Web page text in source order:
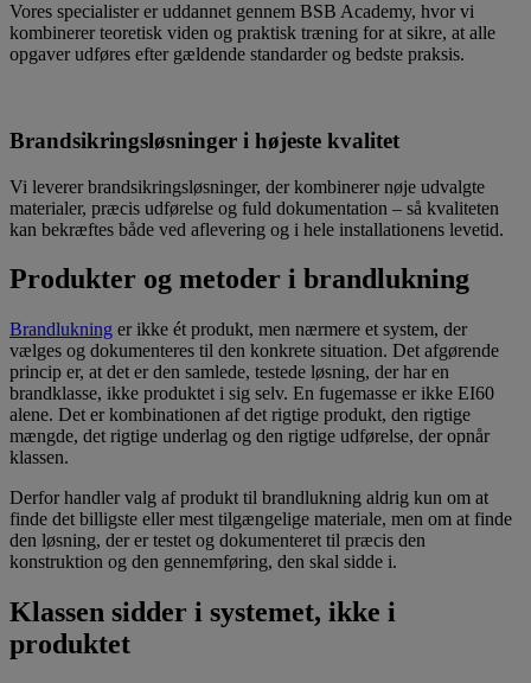
Vores specialister er uddannet gennem BSB Academy, hvor vi
kombinerer teoretisk viden og praktisk træning for at sikre, at alle
opgaver udføres efter gældende standarder og bedste praksis.
Brandsikringsløsninger i højeste kvalitet
Vi leverer brandsikringsløsninger, der kombinerer nøje udvalgte
materialer, præcis udførelse og fuld dokumentation – så kvaliteten
kan bekræftes både ved aflevering og i hele installationens levetid.
Produkter og metoder i brandlukning
Brandlukning er ikke ét produkt, men nærmere et system, der
vælges og dokumenteres til den konkrete situation. Det afgørende
princip er, at det er den samlede, testede løsning, der har en
brandklasse, ikke produktet i sig selv. En fugemasse er ikke EI60
alene. Det er kombinationen af det rigtige produkt, den rigtige
mængde, det rigtige underlag og den rigtige udførelse, der opnår
klassen.
Derfor handler valg af produkt til brandlukning aldrig kun om at
finde det billigste eller mest tilgængelige materiale, men om at finde
den løsning, der er testet og dokumenteret til præcis den
konstruktion og den gennemføring, den skal sidde i.
Klassen sidder i systemet, ikke i
produktet